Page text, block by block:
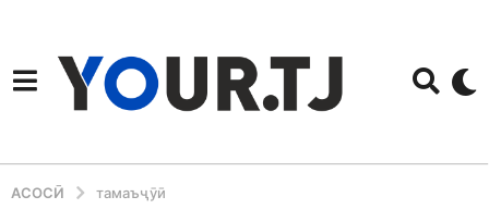
АСОСӢ тамаъҷӯӣ